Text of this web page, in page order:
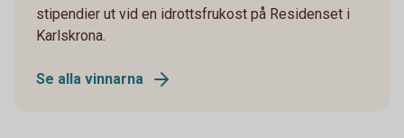
stipendier ut vid en idrottsfrukost på Residenset i
Karlskrona.
Se alla vinnarna